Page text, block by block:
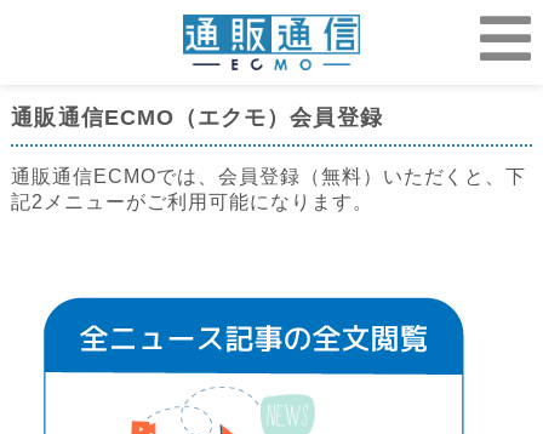
通販通信ECMO（エクモ）会員登録
通販通信ECMOでは、会員登録（無料）いただくと、下
記2メニューがご利用可能になります。